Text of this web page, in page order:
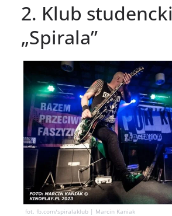
2. Klub studencki
„Spirala”
fot. fb.com/spiralaklub | Marcin Kaniak